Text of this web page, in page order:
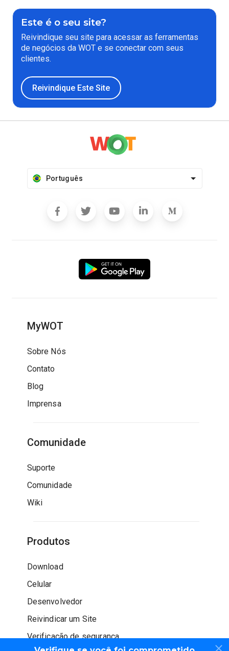
Este é o seu site?
Reivindique seu site para acessar as ferramentas
de negócios da WOT e se conectar com seus
clientes.
Reivindique Este Site
Português
MyWOT
Sobre Nós
Contato
Blog
Imprensa
Comunidade
Suporte
Comunidade
Wiki
Produtos
Download
Celular
Desenvolvedor
Reivindicar um Site
Verificação de segurança